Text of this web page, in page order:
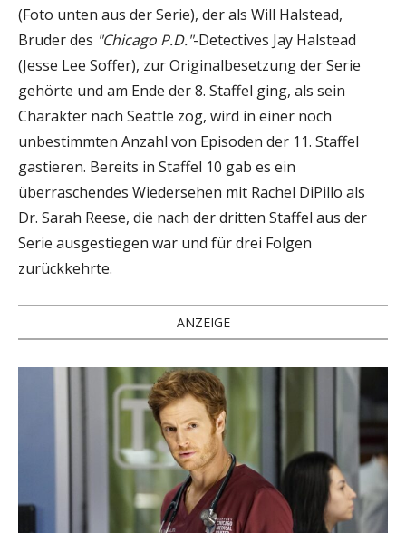
(Foto unten aus der Serie), der als Will Halstead,
Bruder des "Chicago P.D."-Detectives Jay Halstead
(Jesse Lee Soffer), zur Originalbesetzung der Serie
gehörte und am Ende der 8. Staffel ging, als sein
Charakter nach Seattle zog, wird in einer noch
unbestimmten Anzahl von Episoden der 11. Staffel
gastieren. Bereits in Staffel 10 gab es ein
überraschendes Wiedersehen mit Rachel DiPillo als
Dr. Sarah Reese, die nach der dritten Staffel aus der
Serie ausgestiegen war und für drei Folgen
zurückkehrte.
ANZEIGE